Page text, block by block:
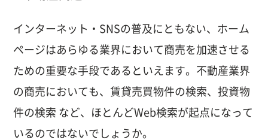
インターネット・SNSの普及にともない、ホーム
ページはあらゆる業界において商売を加速させる
ための重要な手段であるといえます。不動産業界
の商売においても、賃貸売買物件の検索、投資物
件の検索 など、ほとんどWeb検索が起点になって
いるのではないでしょうか。